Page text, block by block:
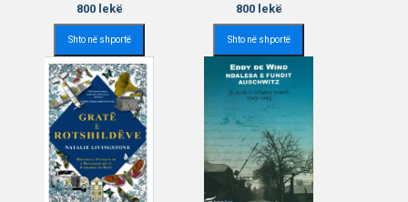
800lekë
Shto në shportë
800lekë
Shto në shportë